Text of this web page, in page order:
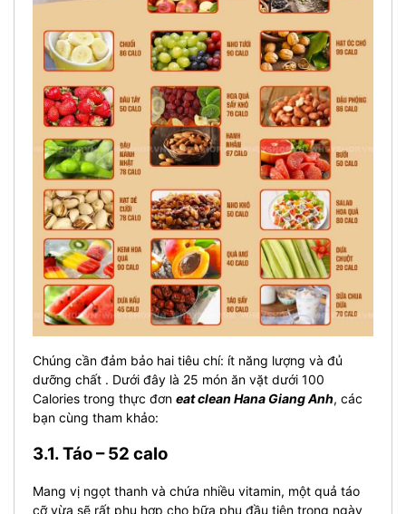
Chúng cần đảm bảo hai tiêu chí: ít năng lượng và đủ
dưỡng chất . Dưới đây là 25 món ăn vặt dưới 100
Calories trong thực đơn eat clean Hana Giang Anh, các
bạn cùng tham khảo:
3.1. Táo – 52 calo
Mang vị ngọt thanh và chứa nhiều vitamin, một quả táo
cỡ vừa sẽ rất phụ hợp cho bữa phụ đầu tiên trong ngày